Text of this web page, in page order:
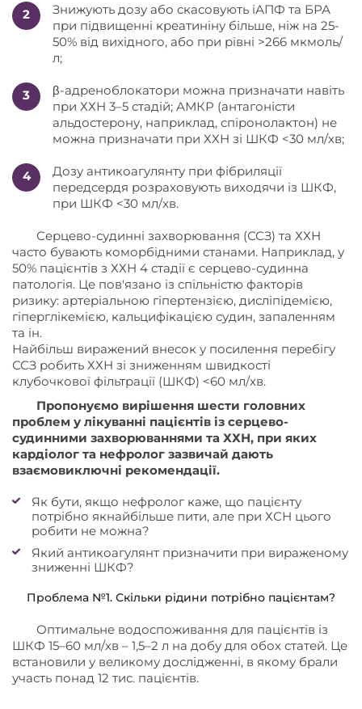
Знижують дозу або скасовують іАПФ та БРА
при підвищенні креатиніну більше, ніж на 25-
50% від вихідного, або при рівні >266 мкмоль/
л;
β-адреноблокатори можна призначати навіть
при ХХН 3–5 стадій; АМКР (антагоністи
альдостерону, наприклад, спіронолактон) не
можна призначати при ХХН зі ШКФ <30 мл/хв;
Дозу антикоагулянту при фібриляції
передсердя розраховують виходячи із ШКФ,
при ШКФ <30 мл/хв.
Серцево-судинні захворювання (ССЗ) та ХХН
часто бувають коморбідними станами. Наприклад, у
50% пацієнтів з ХХН 4 стадії є серцево-судинна
патологія. Це пов'язано із спільністю факторів
ризику: артеріальною гіпертензією, дисліпідемією,
гіперглікемією, кальцифікацією судин, запаленням
та ін.
Найбільш виражений внесок у посилення перебігу
ССЗ робить ХХН зі зниженням швидкості
клубочкової фільтрації (ШКФ) <60 мл/хв.
Пропонуємо вирішення шести головних
проблем у лікуванні пацієнтів із серцево-
судинними захворюваннями та ХХН, при яких
кардіолог та нефролог зазвичай дають
взаємовиключні рекомендації.
Як бути, якщо нефролог каже, що пацієнту
потрібно якнайбільше пити, але при ХСН цього
робити не можна?
Який антикоагулянт призначити при вираженому
зниженні ШКФ?
Проблема №1. Скільки рідини потрібно пацієнтам?
Оптимальне водоспоживання для пацієнтів із
ШКФ 15–60 мл/хв – 1,5–2 л на добу для обох статей. Це
встановили у великому дослідженні, в якому брали
участь понад 12 тис. пацієнтів.